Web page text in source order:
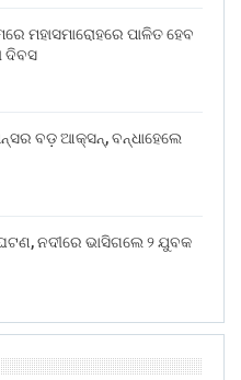
ମହାସମାରୋହରେ ପାଳିତ ହେବ
ଦିବସ
ବଡ଼ ଆକ୍ସନ୍, ବନ୍ଧାହେଲେ
ନଦୀରେ ଭାସିଗଲେ ୨ ଯୁବକ